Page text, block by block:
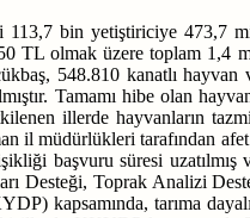
113,7 bin yetiştiriciye 473,7
TL olmak üzere toplam 1,4
548.810 kanatlı hayvan
Tamamı hibe olan
illerde hayvanların
il müdürlükleri tarafından
başvuru süresi uzatılmış
Desteği, Toprak Analizi
kapsamında, tarıma